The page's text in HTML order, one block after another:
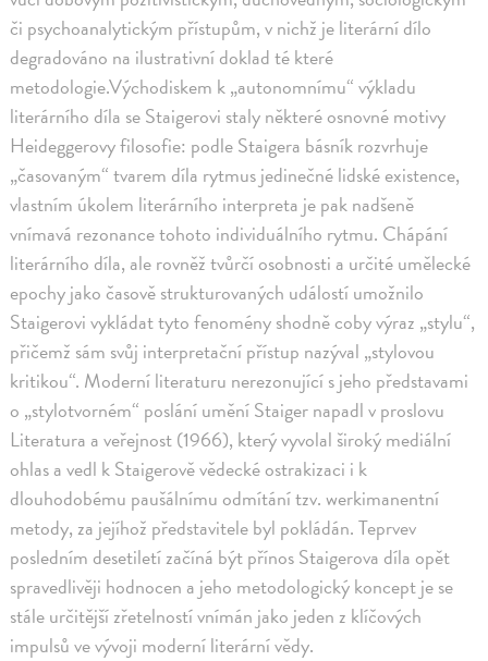
či psychoanalytickým přístupům, v nichž je literární dílo
degradováno na ilustrativní doklad té které
metodologie.Východiskem k „autonomnímu“ výkladu
literárního díla se Staigerovi staly některé osnovné motivy
Heideggerovy filosofie: podle Staigera básník rozvrhuje
„časovaným“ tvarem díla rytmus jedinečné lidské existence,
vlastním úkolem literárního interpreta je pak nadšeně
vnímavá rezonance tohoto individuálního rytmu. Chápání
literárního díla, ale rovněž tvůrčí osobnosti a určité umělecké
epochy jako časově strukturovaných událostí umožnilo
Staigerovi vykládat tyto fenomény shodně coby výraz „stylu“,
přičemž sám svůj interpretační přístup nazýval „stylovou
kritikou“. Moderní literaturu nerezonující s jeho představami
o „stylotvorném“ poslání umění Staiger napadl v proslovu
Literatura a veřejnost (1966), který vyvolal široký mediální
ohlas a vedl k Staigerově vědecké ostrakizaci i k
dlouhodobému paušálnímu odmítání tzv. werkimanentní
metody, za jejíhož představitele byl pokládán. Teprvev
posledním desetiletí začíná být přínos Staigerova díla opět
spravedlivěji hodnocen a jeho metodologický koncept je se
stále určitější zřetelností vnímán jako jeden z klíčových
impulsů ve vývoji moderní literární vědy.